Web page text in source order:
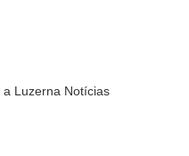
Luzerna Notícias